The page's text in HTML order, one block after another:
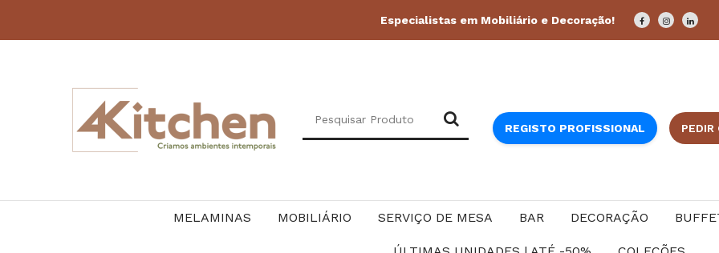
Especialistas em Mobiliário e Decoração!
REGISTO PROFISSIONAL PEDIR
MELAMINAS MOBILIÁRIO SERVIÇO DE MESA BAR DECORAÇÃO